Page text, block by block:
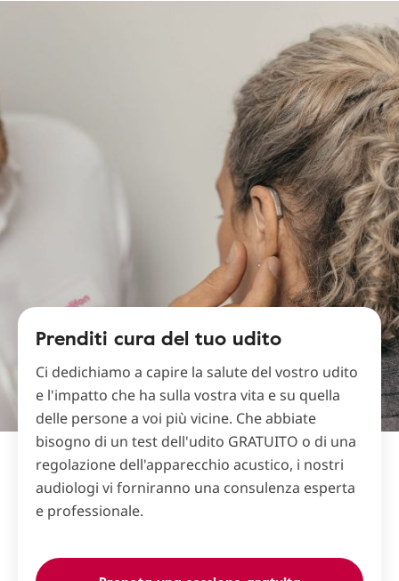
Prenditi cura del tuo udito
Ci dedichiamo a capire la salute del vostro udito
e l'impatto che ha sulla vostra vita e su quella
delle persone a voi più vicine. Che abbiate
bisogno di un test dell'udito GRATUITO o di una
regolazione dell'apparecchio acustico, i nostri
audiologi vi forniranno una consulenza esperta
e professionale.